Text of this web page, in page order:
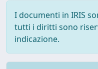
I documenti in IRIS
tutti i diritti sono
indicazione.